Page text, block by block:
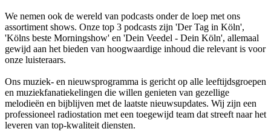
We nemen ook de wereld van podcasts onder de loep met ons
assortiment shows. Onze top 3 podcasts zijn 'Der Tag in Köln',
'Kölns beste Morningshow' en 'Dein Veedel - Dein Köln', allemaal
gewijd aan het bieden van hoogwaardige inhoud die relevant is voor
onze luisteraars.
Ons muziek- en nieuwsprogramma is gericht op alle leeftijdsgroepen
en muziekfanatiekelingen die willen genieten van gezellige
melodieën en bijblijven met de laatste nieuwsupdates. Wij zijn een
professioneel radiostation met een toegewijd team dat streeft naar het
leveren van top-kwaliteit diensten.